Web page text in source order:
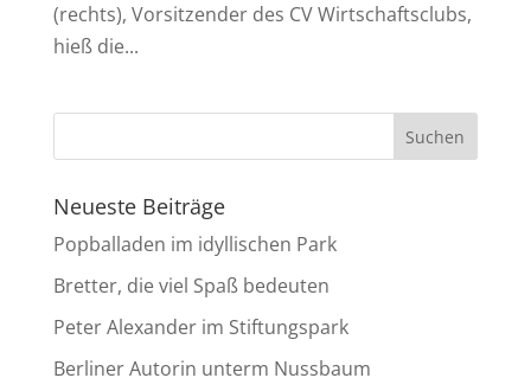
(rechts), Vorsitzender des CV Wirtschaftsclubs,
hieß die...
Neueste Beiträge
Popballaden im idyllischen Park
Bretter, die viel Spaß bedeuten
Peter Alexander im Stiftungspark
Berliner Autorin unterm Nussbaum